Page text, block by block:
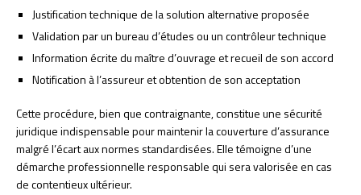
Justification technique de la solution alternative proposée
Validation par un bureau d’études ou un contrôleur technique
Information écrite du maître d’ouvrage et recueil de son accord
Notification à l’assureur et obtention de son acceptation
Cette procédure, bien que contraignante, constitue une sécurité
juridique indispensable pour maintenir la couverture d’assurance
malgré l’écart aux normes standardisées. Elle témoigne d’une
démarche professionnelle responsable qui sera valorisée en cas
de contentieux ultérieur.